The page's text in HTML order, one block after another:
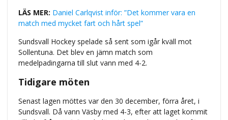
LÄS MER: Daniel Carlqvist inför: ”Det kommer vara en
match med mycket fart och hårt spel”
Sundsvall Hockey spelade så sent som igår kväll mot
Sollentuna. Det blev en jämn match som
medelpadingarna till slut vann med 4-2.
Tidigare möten
Senast lagen möttes var den 30 december, förra året, i
Sundsvall. Då vann Väsby med 4-3, efter att laget kommit